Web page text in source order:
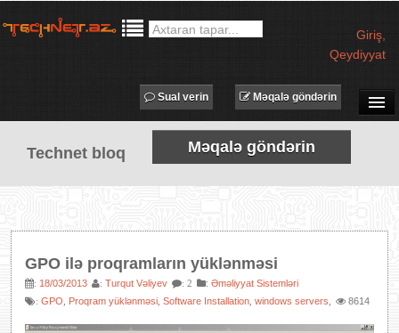
Giriş
Qeydiyyat
SUAL-CAVAB
TECHNET TV
MƏQALƏLƏR
AVADANLIQLAR
Məqalə göndərin
Sual verin
Technet bloq Məqalə göndərin
GPO ilə proqramların yüklənməsi
: 18/03/2013 : Turqut Vəliyev : 2 : Əməliyyat Sistemləri
: GPO Proqram yüklənməsi Software Installation windows servers 8614